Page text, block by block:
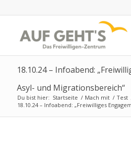
18.10.24 – Infoabend:
Asyl- und Migrationsbereich“
Du bist hier: Startseite / Mach mit / Test
18.10.24 – Infoabend: „Freiwilliges